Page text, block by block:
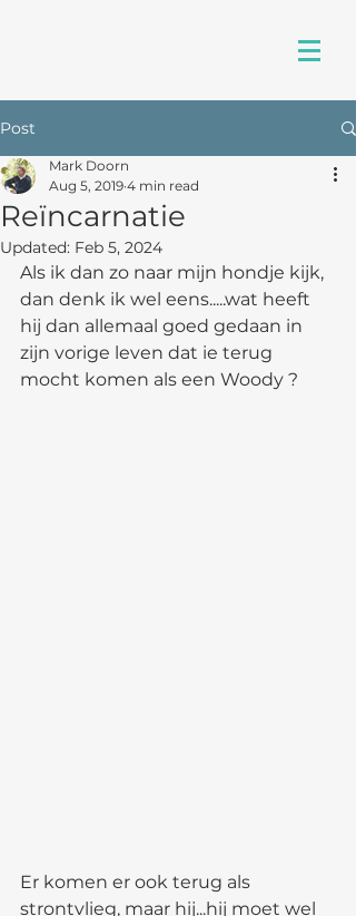
Post
Reïncarnatie
Mark Doorn
Aug 5, 2019 4 min read
Updated: Feb 5, 2024
Als ik dan zo naar mijn hondje kijk,
dan denk ik wel eens.....wat heeft
hij dan allemaal goed gedaan in
zijn vorige leven dat ie terug
mocht komen als een Woody ?
Er komen er ook terug als
strontvlieg, maar hij...hij moet wel